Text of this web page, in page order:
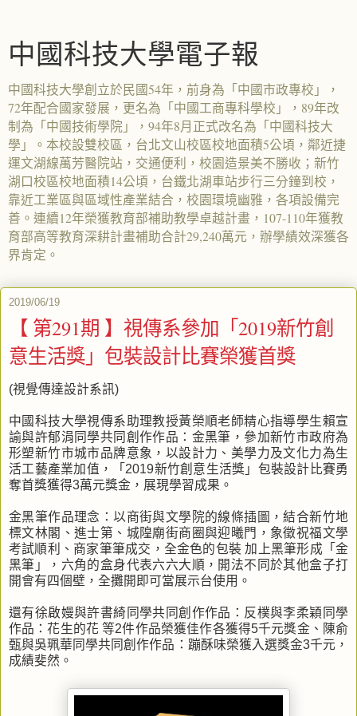
中國科技大學電子報
中國科技大學創立於民國54年，前身為「中國市政專校」，
72年配合國家發展，更名為「中國工商專科學校」，89年改
制為「中國技術學院」，94年8月正式改名為「中國科技大
學」。本校設雙校區，台北文山校區校地面積5公頃，鄰近捷
運文湖線萬芳醫院站，交通便利，校園造景美不勝收；新竹
湖口校區校地面積14公頃，台鐵北湖車站步行三分鐘到校，
靠近工業區與區域性產業結合，校園環境幽雅，各項設備完
善。連續12年榮獲教育部補助教學卓越計畫，107-110年獲教
育部高等教育深耕計畫補助合計29,240萬元，辦學績效深獲各
界肯定。
2019/06/19
【 第291期 】視傳系參加「2019新竹創
意生活獎」包裝設計比賽榮獲首獎
(視覺傳達設計系訊)
中國科技大學視傳系助理教授黃榮順老師精心指導學生賴宣
諭與許郁涓同學共同創作作品：金黑筆，參加新竹市政府為
形塑新竹市城市品牌意象，以設計力、美學力及文化力為生
活工藝產業加值，「2019新竹創意生活獎」包裝設計比賽勇
奪首獎獲得3萬元獎金，展現學習成果。
金黑筆作品理念：以商街與文學院的線條插圖，結合新竹地
標文林閣、進士第、城隍廟街商圈與迎曦門，象徵祝福文學
考試順利、商家筆筆成交，全金色的包裝 加上黑筆形成「金
黑筆」，六角的盒身代表六六大順，開法不同於其他盒子打
開會有四個壁，全攤開即可當展示台使用。
還有徐啟嫚與許書綺同學共同創作作品：反樸與李柔穎同學
作品：花生的花 等2件作品榮獲佳作各獲得5千元獎金、陳俞
甄與吳珮華同學共同創作作品：蹦酥味榮獲入選獎金3千元，
成績斐然。